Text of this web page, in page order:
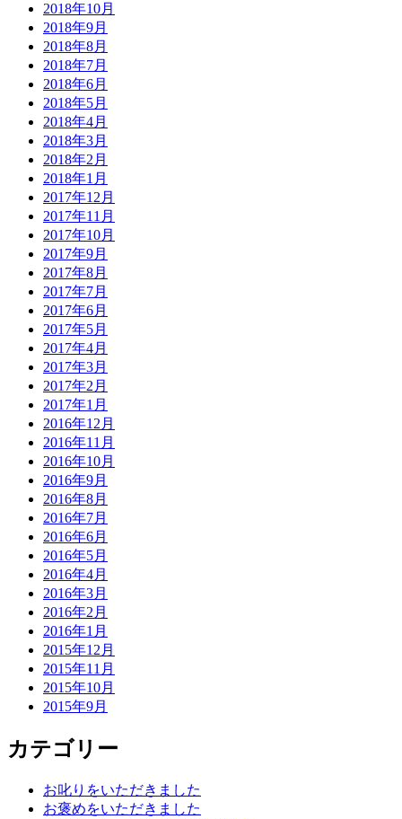
2018年10月
2018年9月
2018年8月
2018年7月
2018年6月
2018年5月
2018年4月
2018年3月
2018年2月
2018年1月
2017年12月
2017年11月
2017年10月
2017年9月
2017年8月
2017年7月
2017年6月
2017年5月
2017年4月
2017年3月
2017年2月
2017年1月
2016年12月
2016年11月
2016年10月
2016年9月
2016年8月
2016年7月
2016年6月
2016年5月
2016年4月
2016年3月
2016年2月
2016年1月
2015年12月
2015年11月
2015年10月
2015年9月
カテゴリー
お叱りをいただきました
お褒めをいただきました